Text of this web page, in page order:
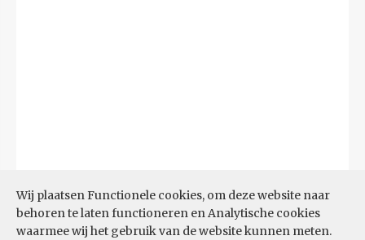
Wij plaatsen Functionele cookies, om deze website naar
behoren te laten functioneren en Analytische cookies
waarmee wij het gebruik van de website kunnen meten.